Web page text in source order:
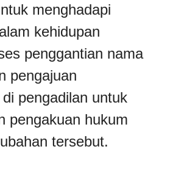
menghadapi
kehidupan
penggantian nama
pengajuan
pengadilan untuk
pengakuan hukum
tersebut.